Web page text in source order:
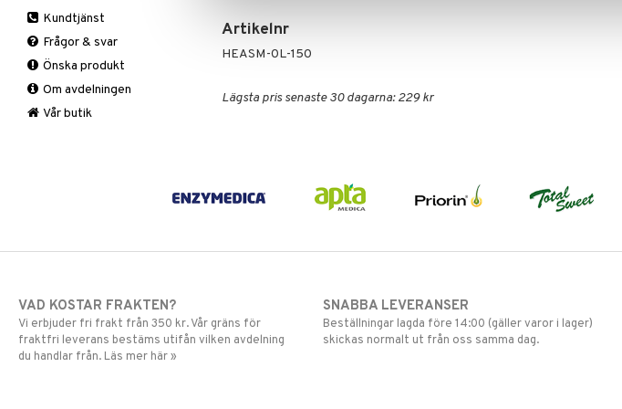
Artikelnr
HEASM-0L-150
Lägsta pris senaste 30 dagarna: 229 kr
Fasta
Fettförbränning
Måltidsersättning
Övriga
Antioxidanter
B vitaminer
Barn
C vitaminer
Kvinna
Kundtjänst
Frågor & svar
Önska produkt
Om avdelningen
Vår butik
VAD KOSTAR FRAKTEN?
Vi erbjuder fri frakt från 350 kr. Vår gräns för
fraktfri leverans bestäms utifån vilken avdelning
du handlar från. Läs mer här »
SNABBA LEVERANSER
Beställningar lagda före 14:00 (gäller varor i lager)
skickas normalt ut från oss samma dag.